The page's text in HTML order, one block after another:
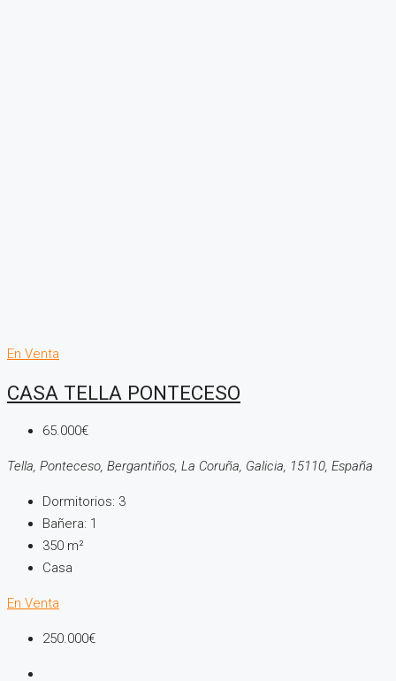
En Venta
CASA TELLA PONTECESO
65.000€
Tella, Ponteceso, Bergantiños, La Coruña, Galicia, 15110, España
Dormitorios: 3
Bañera: 1
350 m²
Casa
En Venta
250.000€